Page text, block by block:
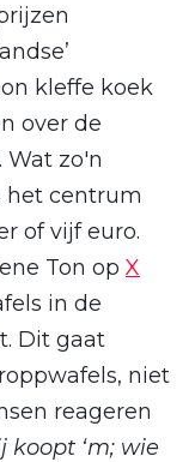
kleffe koek
over de
Wat zo'n
het centrum
of vijf euro.
Ton op X
in de
Dit gaat
niet
reageren
koopt ‘m; wie